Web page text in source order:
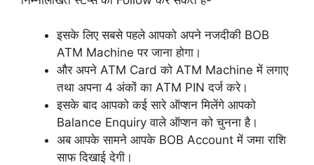
इसके लिए सबसे पहले आपको अपने नजदीकी BOB
ATM Machine पर जाना होगा।
और अपने ATM Card को ATM Machine में लगाए
तथा अपना 4 अंकों का ATM PIN दर्ज करे।
इसके बाद आपको कई सारे ऑप्शन मिलेंगे आपको
Balance Enquiry वाले ऑप्शन को चुनना है।
अब आपके सामने आपके BOB Account में जमा राशि
साफ दिखाई देगी।